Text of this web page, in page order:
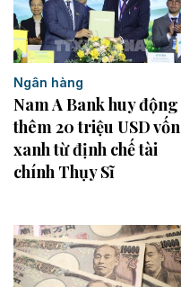
Ngân hàng
Nam A Bank huy động
thêm 20 triệu USD vốn
xanh từ định chế tài
chính Thụy Sĩ